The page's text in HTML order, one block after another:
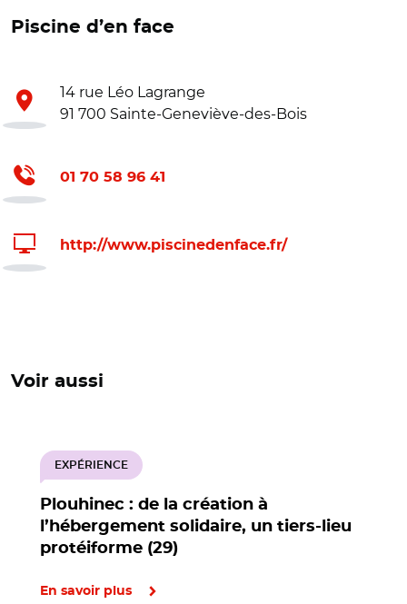
Piscine d’en face
14 rue Léo Lagrange
91 700 Sainte-Geneviève-des-Bois
01 70 58 96 41
http://www.piscinedenface.fr/
Voir aussi
Plouhinec : de la création à
l’hébergement solidaire, un tiers-lieu
protéiforme (29)
EXPÉRIENCE
En savoir plus